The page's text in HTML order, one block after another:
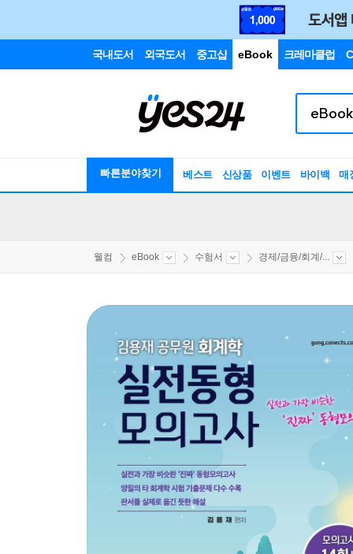
국내도서 외국도서 중고샵 eBook 크레마클럽
빠른분야찾기 베스트 신상품 이벤트 바이백 매
웰컴 eBook 수험서 경제/금융/회계/...